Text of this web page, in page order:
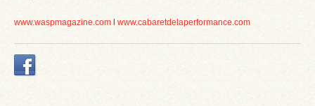
www.waspmagazine.com www.cabaretdelaperformance.com